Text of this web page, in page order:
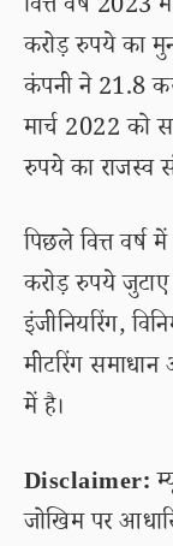
वित्त वर्ष 2023
करोड़ रुपये का
कंपनी ने 21.8
मार्च 2022 को
रुपये का राजस्व
पिछले वित्त वर्ष
करोड़ रुपये
इंजीनियरिंग,
मीटरिंग
में है।
Disclaimer:
जोखिम पर